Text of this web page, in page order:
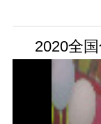
2020全